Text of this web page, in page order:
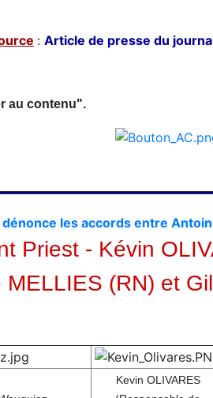
: Article de presse du
au contenu".
les accords entre
Priest - Kévin
MELLIES (RN) et
Kevin OLIVARES